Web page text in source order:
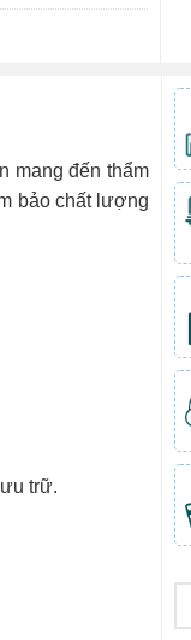
mang đến thẩm
bảo chất lượng
trữ.